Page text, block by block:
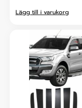
Lägg till i varukorg